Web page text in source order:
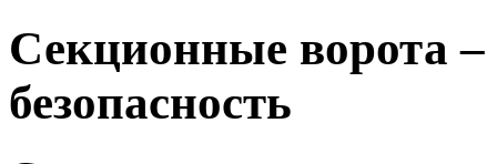
Секционные ворота –
безопасность